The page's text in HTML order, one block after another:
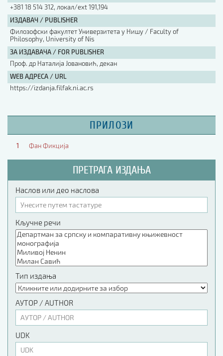
+381 18 514 312, локал/ext 191,194
ИЗДАВАЧ / PUBLISHER
Филозофски факултет Универзитета у Нишу / Faculty of
Philosophy, University of Nis
ЗА ИЗДАВАЧА / FOR PUBLISHER
Проф. др Наталија Јовановић, декан
WEB АДРЕСА / URL
https://izdanja.filfak.ni.ac.rs
ПРИЛОЗИ
1 Фан Фикција
ПРЕТРАГА ИЗДАЊА
Наслов или део наслова
Кључне речи
Тип издања
АУТОР / AUTHOR
UDK